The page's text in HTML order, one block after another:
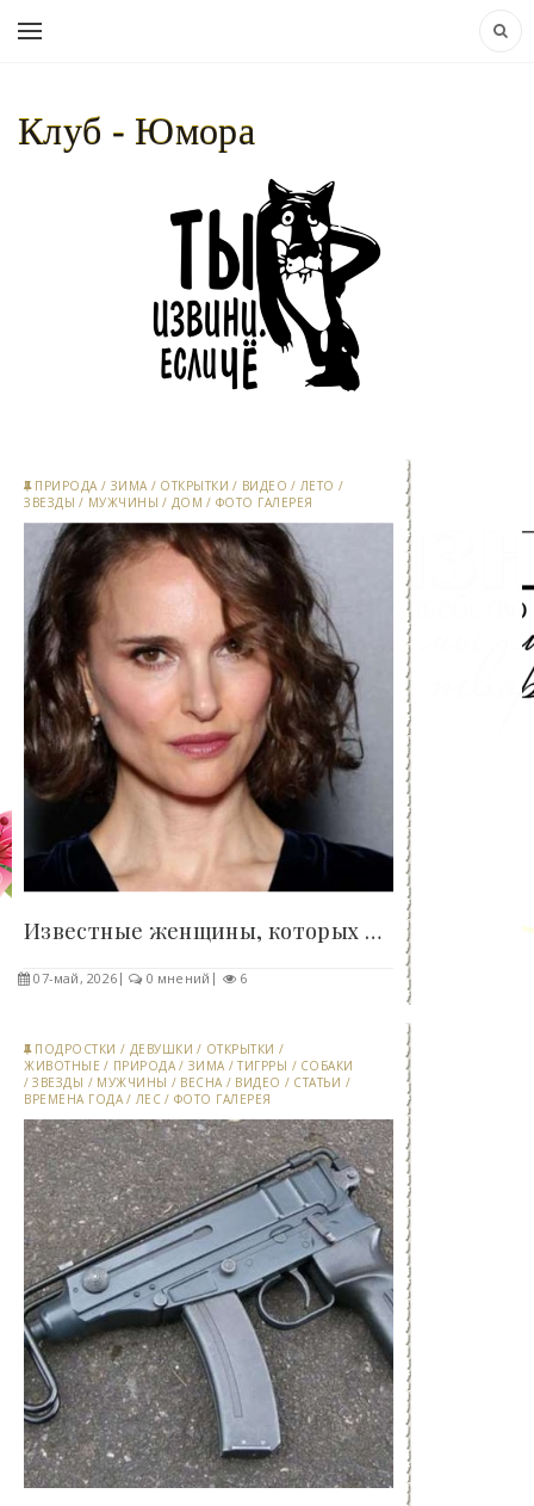
Клуб - Юмора
ПРИРОДА / ЗИМА / ОТКРЫТКИ / ВИДЕО / ЛЕТО /
ЗВЕЗДЫ / МУЖЧИНЫ / ДОМ / ФОТО ГАЛЕРЕЯ
Известные женщины, которых признали самыми..
07-май, 2026 0 мнений 6
ПОДРОСТКИ / ДЕВУШКИ / ОТКРЫТКИ /
ЖИВОТНЫЕ / ПРИРОДА / ЗИМА /ТИГРРЫ / СОБАКИ
/ЗВЕЗДЫ / МУЖЧИНЫ / ВЕСНА / ВИДЕО / СТАТЬИ /
ВРЕМЕНА ГОДА / ЛЕС / ФОТО ГАЛЕРЕЯ